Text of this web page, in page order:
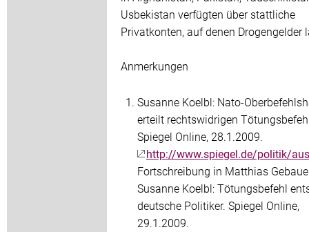
Usbekistan verfügten über stattliche
Privatkonten, auf denen Drogengelder
Anmerkungen
Susanne Koelbl: Nato-
erteilt rechtswidrigen
Spiegel Online, 28.1.2009.
http://www.spiegel.de/politik/
Fortschreibung in Matthias
Susanne Koelbl: Tötungsbefehl
deutsche Politiker. Spiegel Online,
29.1.2009.